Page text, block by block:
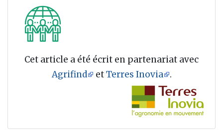
Cet article a été écrit en partenariat avec
Agrifind
etTerres Inovia .